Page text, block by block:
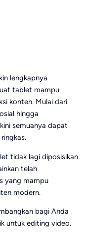
lengkapnya
tablet mampu
konten. Mulai dari
hingga
semuanya dapat
tidak lagi diposisikan
telah
yang mampu
modern.
bagi Anda
untuk editing video.